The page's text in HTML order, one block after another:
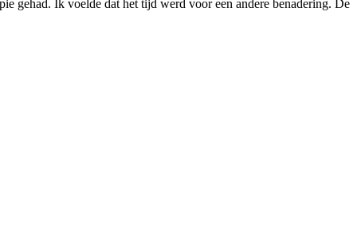
gehad. Ik voelde dat het tijd werd voor een andere benadering. De